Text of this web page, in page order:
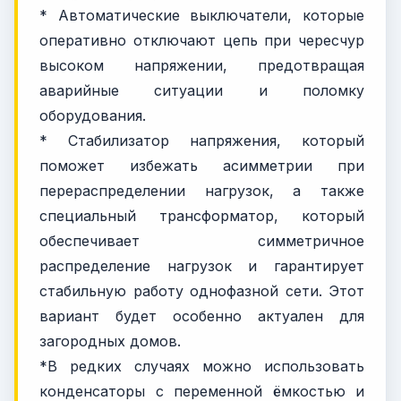
* Автоматические выключатели, которые
оперативно отключают цепь при чересчур
высоком напряжении, предотвращая
аварийные ситуации и поломку
оборудования.
* Стабилизатор напряжения, который
поможет избежать асимметрии при
перераспределении нагрузок, а также
специальный трансформатор, который
обеспечивает симметричное
распределение нагрузок и гарантирует
стабильную работу однофазной сети. Этот
вариант будет особенно актуален для
загородных домов.
*В редких случаях можно использовать
конденсаторы с переменной ёмкостью и